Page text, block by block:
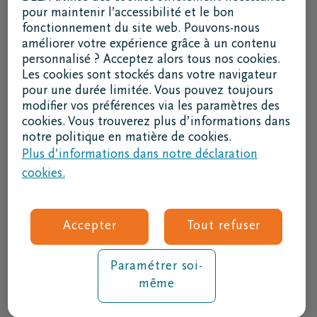
Je souhaite une brochure par la poste
02 800 87 87
lu - ve 8h30 - 17h
Je suis un intermédiaire
Se connecter à DELAconnect
Je suis un fournisseur
Code RSE
pour maintenir l’accessibilité et le bon
fonctionnement du site web. Pouvons-nous
améliorer votre expérience grâce à un contenu
personnalisé ? Acceptez alors tous nos cookies.
Les cookies sont stockés dans votre navigateur
pour une durée limitée. Vous pouvez toujours
modifier vos préférences via les paramètres des
cookies. Vous trouverez plus d’informations dans
notre politique en matière de cookies.
Plus d’informations dans notre déclaration
cookies.
Accepter Tout refuser
Paramétrer soi-
même